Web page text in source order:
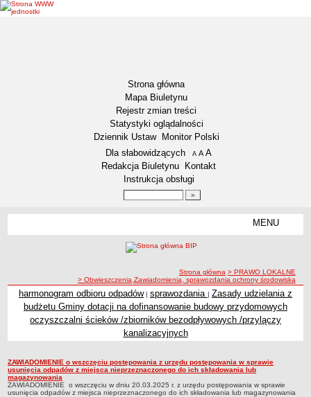
Strona główna
Mapa Biuletynu
Rejestr zmian treści
Statystyki oglądalności
Dziennik Ustaw
Monitor Polski
Menu dodatkowe
Dla słabowidzących A pomniejsz czcionkę
A standardowy rozmiar czcionki
A
Redakcja Biuletynu
Kontakt
Instrukcja obsługi
MENU
Zadania publiczne
Związki i stowarzyszenia
Zabytki Gminy
Plan Zagospodarowania Przestrzennego
Plan ogólny Gminy Boniewo
Miejscowy Plan Zagospodarowania Przestrzennego wybranych
terenów Gminy Boniewo
ścieżka nawigacji
Strona główna > PRAWO LOKALNE
> Obwieszczenia,Zawiadomienia, sprawozdania ochrony środowiska
Obwieszczenia,Zawiadomienia, sprawozdania ochrony środowiska
harmonogram odbioru odpadów| sprawozdania | Zasady udzielania z
budżetu Gminy dotacji na dofinansowanie budowy przydomowych
oczyszczalni ścieków /zbiorników bezodpływowych /przylączy
kanalizacyjnych
Obwieszczenia,Zawiadomienia, sprawozdania ochrony środowiska
ZAWIADOMIENIE o wszczęciu postępowania z urzędu postępowania w sprawie
usunięcia odpadów z miejsca nieprzeznaczonego do ich składowania lub
magazynowania
ZAWIADOMIENIE o wszczęciu w dniu 20.03.2025 r. z urzędu postępowania w sprawie
usunięcia odpadów z miejsca nieprzeznaczonego do ich składowania lub magazynowania